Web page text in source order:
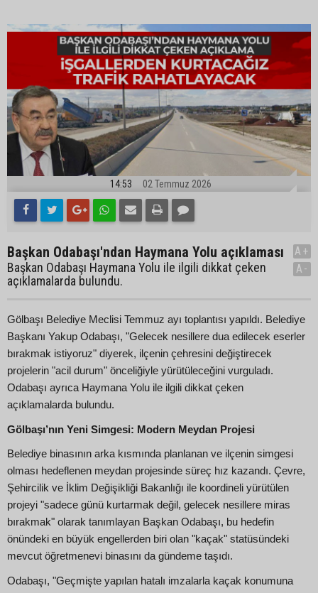
14:53 02 Temmuz 2026
Başkan Odabaşı'ndan Haymana Yolu açıklaması
Başkan Odabaşı Haymana Yolu ile ilgili dikkat çeken
açıklamalarda bulundu.
A+
A-
Gölbaşı Belediye Meclisi Temmuz ayı toplantısı yapıldı. Belediye
Başkanı Yakup Odabaşı, "Gelecek nesillere dua edilecek eserler
bırakmak istiyoruz" diyerek, ilçenin çehresini değiştirecek
projelerin "acil durum" önceliğiyle yürütüleceğini vurguladı.
Odabaşı ayrıca Haymana Yolu ile ilgili dikkat çeken
açıklamalarda bulundu.
Gölbaşı’nın Yeni Simgesi: Modern Meydan Projesi
Belediye binasının arka kısmında planlanan ve ilçenin simgesi
olması hedeflenen meydan projesinde süreç hız kazandı. Çevre,
Şehircilik ve İklim Değişikliği Bakanlığı ile koordineli yürütülen
projeyi "sadece günü kurtarmak değil, gelecek nesillere miras
bırakmak" olarak tanımlayan Başkan Odabaşı, bu hedefin
önündeki en büyük engellerden biri olan "kaçak" statüsündeki
mevcut öğretmenevi binasını da gündeme taşıdı.
Odabaşı, "Geçmişte yapılan hatalı imzalarla kaçak konumuna